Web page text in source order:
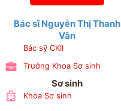
Bác sĩ Nguyễn Thị Thanh
Vân
Bác sỹ CKII
Trưởng Khoa Sơ sinh
Sơ sinh
Khoa Sơ sinh